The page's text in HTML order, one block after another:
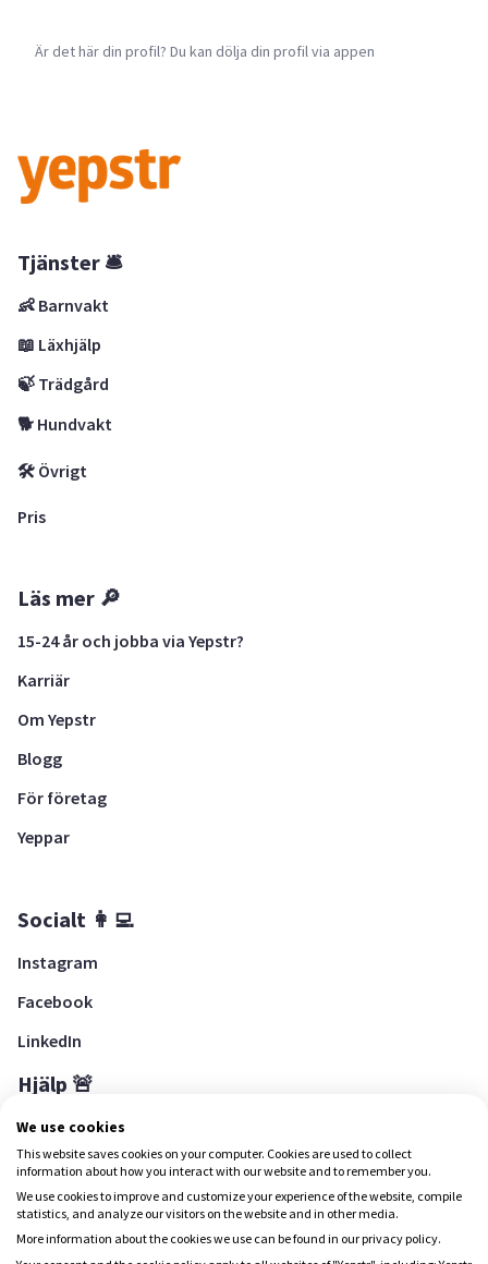
Är det här din profil? Du kan dölja din profil via appen
Tjänster 🛎
👶 Barnvakt
📖 Läxhjälp
🍃 Trädgård
🐕 Hundvakt
🛠 Övrigt
Pris
Läs mer 🔎
15-24 år och jobba via Yepstr?
Karriär
Om Yepstr
Blogg
För företag
Yeppar
Socialt 👩‍💻
Instagram
Facebook
LinkedIn
Hjälp 🚨
Hjälpcenter
Ladda ned Yepstr
We use cookies
This website saves cookies on your computer. Cookies are used to collect
information about how you interact with our website and to remember you.
We use cookies to improve and customize your experience of the website, compile
statistics, and analyze our visitors on the website and in other media.
More information about the cookies we use can be found in our privacy policy.